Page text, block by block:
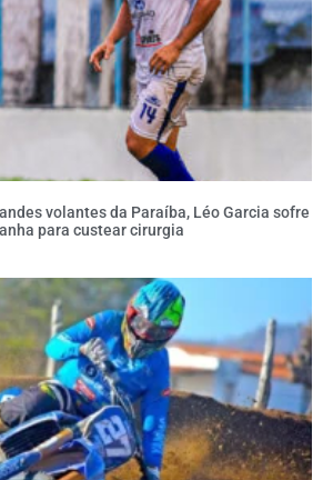
volantes da Paraíba, Léo Garcia sofre
para custear cirurgia